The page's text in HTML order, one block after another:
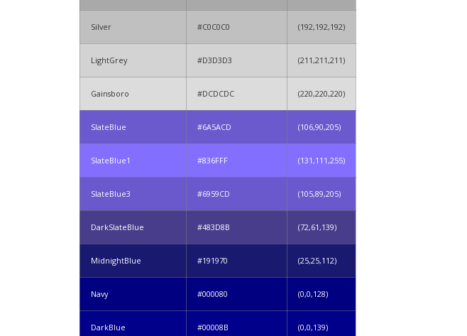
Silver #C0C0C0 (192,192,192)
LightGrey #D3D3D3 (211,211,211)
Gainsboro #DCDCDC (220,220,220)
SlateBlue #6A5ACD (106,90,205)
SlateBlue1 #836FFF (131,111,255)
SlateBlue3 #6959CD (105,89,205)
DarkSlateBlue #483D8B (72,61,139)
MidnightBlue #191970 (25,25,112)
Navy #000080 (0,0,128)
DarkBlue #00008B (0,0,139)